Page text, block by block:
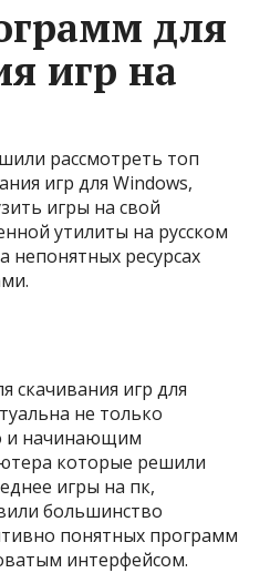
для
игр на
рассмотреть топ
игр для Windows,
игры на свой
утилиты на русском
непонятных ресурсах
скачивания игр для
не только
и начинающим
которые решили
игры на пк,
большинство
понятных программ
интерфейсом.